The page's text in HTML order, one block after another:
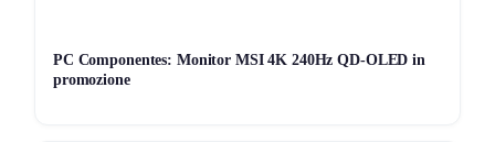
PC Componentes: Monitor MSI 4K 240Hz QD-OLED in
promozione